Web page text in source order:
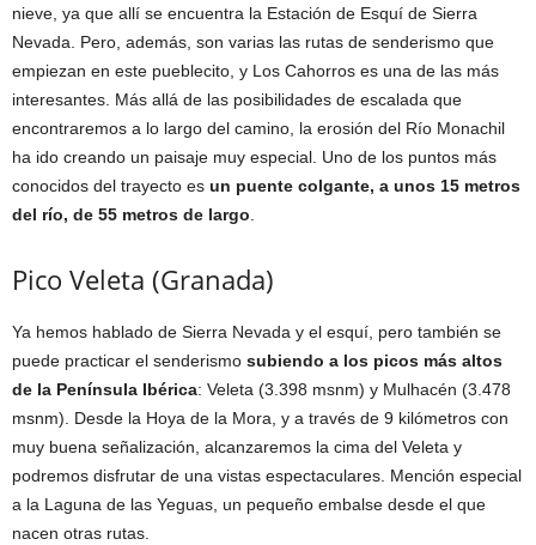
nieve, ya que allí se encuentra la Estación de Esquí de Sierra
Nevada. Pero, además, son varias las rutas de senderismo que
empiezan en este pueblecito, y Los Cahorros es una de las más
interesantes. Más allá de las posibilidades de escalada que
encontraremos a lo largo del camino, la erosión del Río Monachil
ha ido creando un paisaje muy especial. Uno de los puntos más
conocidos del trayecto es un puente colgante, a unos 15 metros
del río, de 55 metros de largo
Pico Veleta (Granada)
Ya hemos hablado de Sierra Nevada y el esquí, pero también se
puede practicar el senderismo subiendo a los picos más altos
de la Península Ibérica: Veleta (3.398 msnm) y Mulhacén (3.478
msnm). Desde la Hoya de la Mora, y a través de 9 kilómetros con
muy buena señalización, alcanzaremos la cima del Veleta y
podremos disfrutar de una vistas espectaculares. Mención especial
a la Laguna de las Yeguas, un pequeño embalse desde el que
nacen otras rutas.